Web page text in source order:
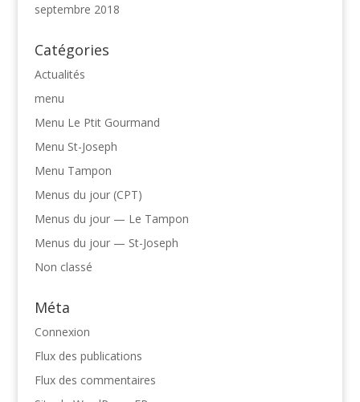
septembre 2018
Catégories
Actualités
menu
Menu Le Ptit Gourmand
Menu St-Joseph
Menu Tampon
Menus du jour (CPT)
Menus du jour — Le Tampon
Menus du jour — St-Joseph
Non classé
Méta
Connexion
Flux des publications
Flux des commentaires